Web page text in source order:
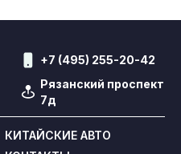
+7 (495) 255-20-42
Рязанский проспект
7д
КИТАЙСКИЕ АВТО